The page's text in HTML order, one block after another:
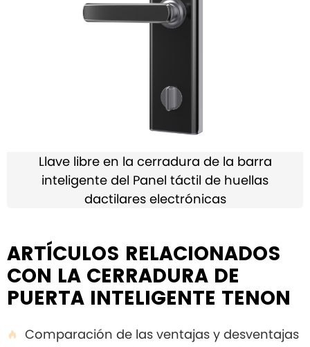
Llave libre en la cerradura de la barra
inteligente del Panel táctil de huellas
dactilares electrónicas
ARTÍCULOS RELACIONADOS
CON LA CERRADURA DE
PUERTA INTELIGENTE TENON

Comparación de las ventajas y desventajas